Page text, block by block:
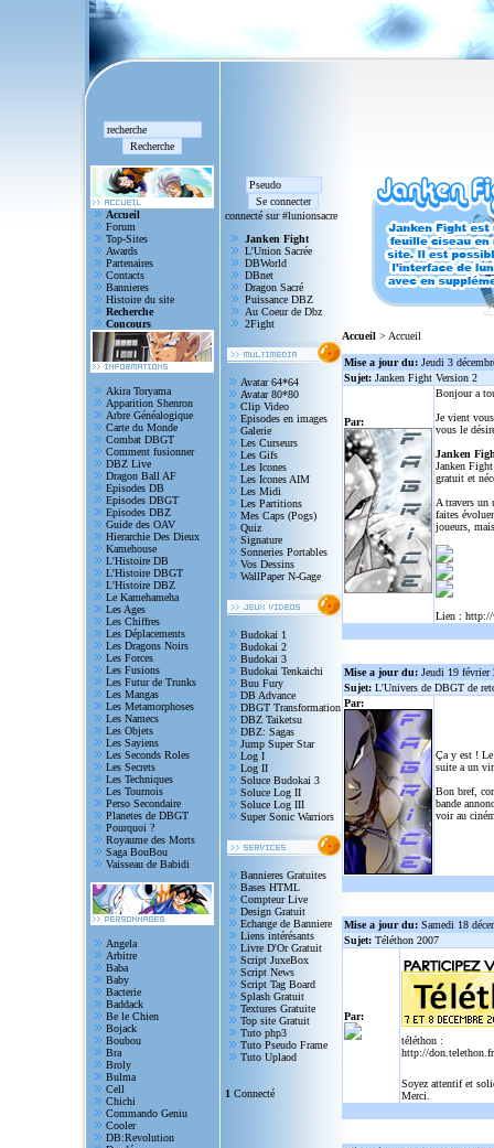
Accueil
Forum
Top-Sites
Awards
Partenaires
Contacts
Bannieres
Histoire du site
Recherche
Concours
connecté sur #lunionsacre
Janken Fight
L'Union Sacrée
DBWorld
DBnet
Dragon Sacré
Puissance DBZ
Au Coeur de Dbz
2Fight
Akira Toryama
Apparition Shenron
Arbre Généalogique
Carte du Monde
Combat DBGT
Comment fusionner
DBZ Live
Dragon Ball AF
Episodes DB
Episodes DBGT
Episodes DBZ
Guide des OAV
Hierarchie Des Dieux
Kamehouse
L'Histoire DB
L'Histoire DBGT
L'Histoire DBZ
Le Kamehameha
Les Ages
Les Chiffres
Les Déplacements
Les Dragons Noirs
Les Forces
Les Fusions
Les Futur de Trunks
Les Mangas
Les Metamorphoses
Les Namecs
Les Objets
Les Sayiens
Les Seconds Roles
Les Secrets
Les Techniques
Les Tournois
Perso Secondaire
Planetes de DBGT
Pourquoi ?
Royaume des Morts
Saga BouBou
Vaisseau de Babidi
Angela
Arbitre
Baba
Baby
Bacterie
Baddack
Be le Chien
Bojack
Boubou
Bra
Broly
Bulma
Cell
Chichi
Commando Geniu
Cooler
DB:Revolution
Avatar 64*64
Avatar 80*80
Clip Video
Episodes en images
Galerie
Les Curseurs
Les Gifs
Les Icones
Les Icones AIM
Les Midi
Les Partitions
Mes Caps (Pogs)
Quiz
Signature
Sonneries Portables
Vos Dessins
WallPaper N-Gage
Budokai 1
Budokai 2
Budokai 3
Budokai Tenkaichi
Buu Fury
DB Advance
DBGT Transformation
DBZ Taiketsu
DBZ: Sagas
Jump Super Star
Log I
Log II
Soluce Budokai 3
Soluce Log II
Soluce Log III
Super Sonic Warriors
Bannieres Gratuites
Bases HTML
Compteur Live
Design Gratuit
Echange de Banniere
Liens intérésants
Livre D'Or Gratuit
Script JuxeBox
Script News
Script Tag Board
Splash Gratuit
Textures Gratuite
Top site Gratuit
Tuto php3
Tuto Pseudo Frame
Tuto Uplaod
1 Connecté
Accueil > Accueil
Mise a jour du: Jeudi 3
Sujet: Janken Fight Version 2
Par:
Bonjour a
Je vient
vous le
Janken
Janken
gratuit et
A travers un
faites
joueurs,
Lien : http://
Mise a jour du: Jeudi 19 février
Sujet: L'Univers de DBGT de
Par:
Ça y est !
suite a un
Bon bref,
bande
voir au
Mise a jour du: Samedi 18
Sujet: Téléthon 2007
Par:
téléthon :
http://
Soyez attentif et
Merci.